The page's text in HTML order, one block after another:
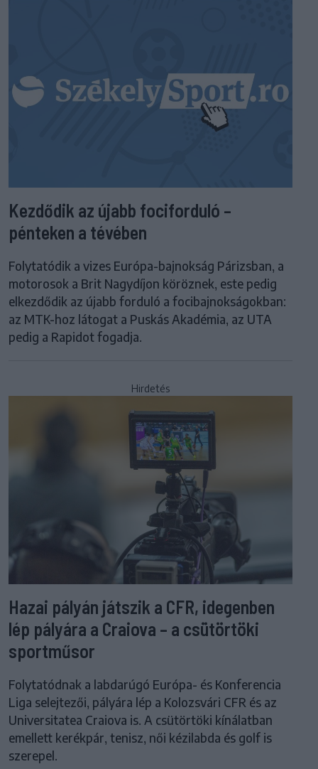
Kezdődik az újabb fociforduló –
pénteken a tévében
Folytatódik a vizes Európa-bajnokság Párizsban, a
motorosok a Brit Nagydíjon köröznek, este pedig
elkezdődik az újabb forduló a focibajnokságokban:
az MTK-hoz látogat a Puskás Akadémia, az UTA
pedig a Rapidot fogadja.
Hirdetés
Hazai pályán játszik a CFR, idegenben
lép pályára a Craiova – a csütörtöki
sportműsor
Folytatódnak a labdarúgó Európa- és Konferencia
Liga selejtezői, pályára lép a Kolozsvári CFR és az
Universitatea Craiova is. A csütörtöki kínálatban
emellett kerékpár, tenisz, női kézilabda és golf is
szerepel.